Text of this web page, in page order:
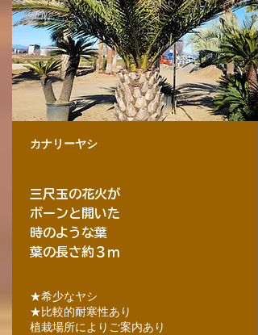
カナリーヤシ
三尺玉の花火が
ボーンと開いた
時のような葉
葉の長さ約３ｍ
★希少なヤシ
★比較的耐寒性あり
植栽場所によりご案内あり